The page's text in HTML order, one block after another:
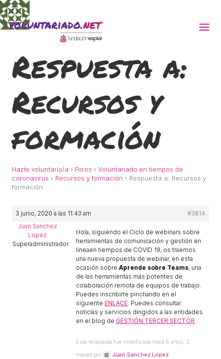
Respuesta a:
Recursos y
formación
Hazte voluntario/a › Foros › Voluntariado en tiempos de
coronavirus › Recursos y formación › Respuesta a: Recursos y
formación
3 junio, 2020 a las 11:43 am
#3814
Juan Sanchez
Lopez
Superadministrador
Hola, siguiendo el Ciclo de webinars sobre
herramientas de comunicación y gestión en
líneaen tiempos de COVID 19, os traemos
una nueva propuesta de webinar, en esta
ocasión sobre Aprende sobre Teams, una
de las herramientas más potentes de
colaboración remota de equipos de trabajo.
Puedes inscribirte pinchando en el
siguiente ENLACE. Puedes consultar
noticias y servicios dirigidos a las entidades
en el blog de GESTIÓN TERCER SECTOR
Esta respuesta fue modificada hace 6 años, 2
meses por
Juan Sanchez Lopez.
ALBERG CENTRE ESPLAI
ACCIÓ SOCIAL I JOVES
ESPLAIS
SUPORT TERCER SECTOR